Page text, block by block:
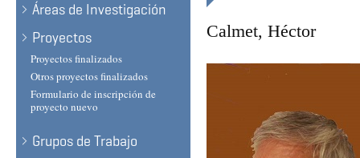
Áreas de Investigación
Proyectos
Proyectos finalizados
Otros proyectos finalizados
Formulario de inscripción de
proyecto nuevo
Grupos de Trabajo
Calmet, Héctor